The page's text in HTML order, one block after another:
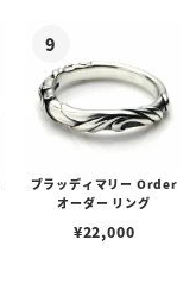
ブラッディマリー Order
オーダー リング
¥22,000